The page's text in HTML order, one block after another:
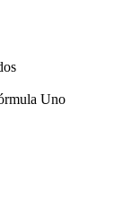
Uno